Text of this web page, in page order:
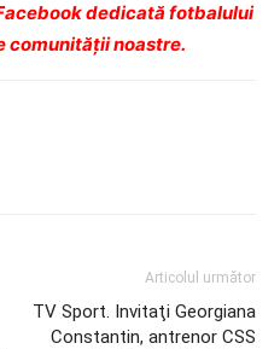
dedicată fotbalului
comunității noastre.
Articolul următor
TV Sport. Invitaţi Georgiana
Constantin, antrenor CSS